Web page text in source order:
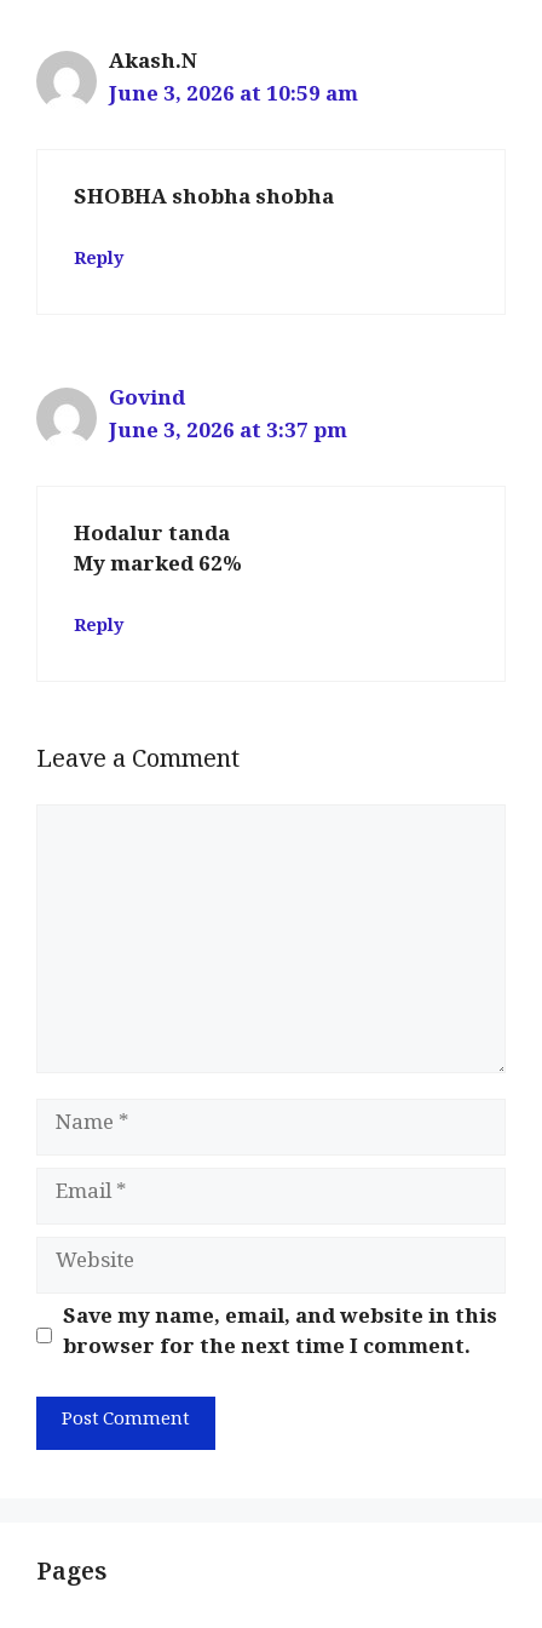
Akash.N
June 3, 2026 at 10:59 am
SHOBHA shobha shobha
Reply
Govind
June 3, 2026 at 3:37 pm
Hodalur tanda
My marked 62%
Reply
Leave a Comment
Name
Email
Website
Save my name, email, and website in this
browser for the next time I comment.
Pages